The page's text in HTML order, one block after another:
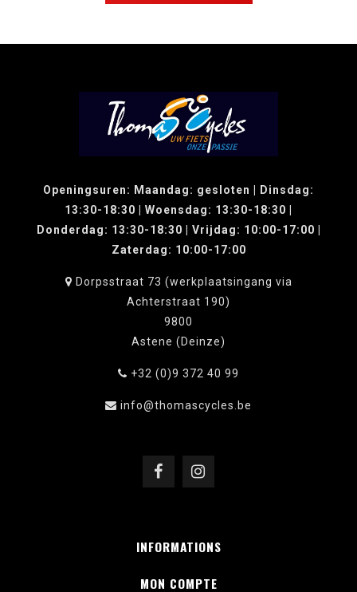
Openingsuren: Maandag: gesloten | Dinsdag:
13:30-18:30 | Woensdag: 13:30-18:30 |
Donderdag: 13:30-18:30 | Vrijdag: 10:00-17:00 |
Zaterdag: 10:00-17:00
Dorpsstraat 73 (werkplaatsingang via
Achterstraat 190)
9800
Astene (Deinze)
+32 (0)9 372 40 99
info@thomascycles.be
INFORMATIONS
MON COMPTE